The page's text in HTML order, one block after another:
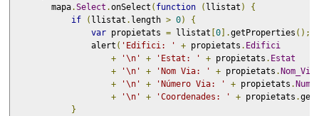
        mapa
.Select .onSelect ( function ( llistat )
{
if
( llistat . length > 0)
{
var propietats = llistat [0].getProperties ();
                alert
( 'Edifici: ' + propietats . Edifici
+
'\n' + 'Estat: ' + propietats . Estat
+
'\n' + 'Nom Via: ' + propietats .Nom_Via
+
'\n' + 'Número Via: ' + propietats .
+
'\n' + 'Coordenades: ' + propietats .
}